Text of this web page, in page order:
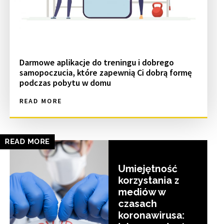
Darmowe aplikacje do treningu i dobrego
samopoczucia, które zapewnią Ci dobrą formę
podczas pobytu w domu
READ MORE
READ MORE
Umiejętność
korzystania z
mediów w
czasach
koronawirusa: